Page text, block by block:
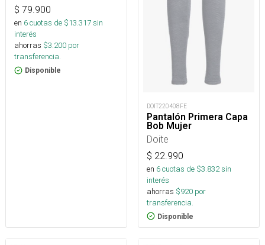
$ 79.900
en 6cuotas de $13.317sin
interés
ahorras $3.200 por
transferencia.
Disponible
DOIT220408FE
Pantalón Primera Capa
Bob Mujer
Doite
$ 22.990
en 6cuotas de $3.832sin
interés
ahorras $920 por
transferencia.
Disponible